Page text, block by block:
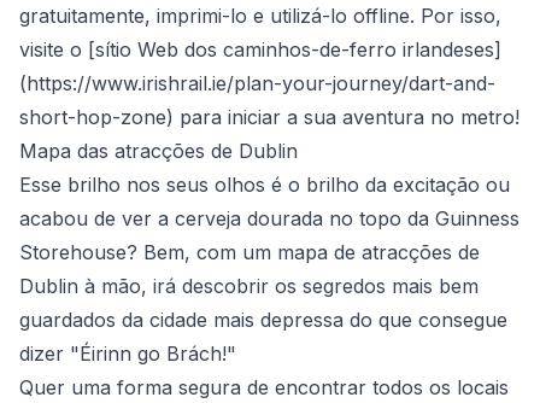
gratuitamente, imprimi-lo e utilizá-lo offline. Por isso,
visite o [sítio Web dos caminhos-de-ferro irlandeses]
(https://www.irishrail.ie/plan-your-journey/dart-and-
short-hop-zone) para iniciar a sua aventura no metro!
Mapa das atracções de Dublin
Esse brilho nos seus olhos é o brilho da excitação ou
acabou de ver a cerveja dourada no topo da Guinness
Storehouse? Bem, com um mapa de atracções de
Dublin à mão, irá descobrir os segredos mais bem
guardados da cidade mais depressa do que consegue
dizer "Éirinn go Brách!"
Quer uma forma segura de encontrar todos os locais